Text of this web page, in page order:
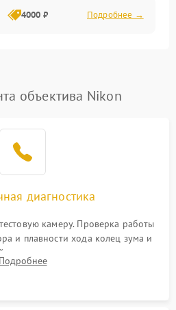
4000 ₽ Подробнее →
объектива Nikon
диагностика
камеру. Проверка работы
и плавности хода колец зума и
осмотр линз на наличие царапин,
контактов байонета.
Подробнее